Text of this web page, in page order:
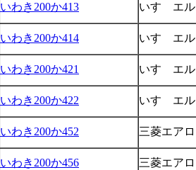
いわき200か413 いすゞエ
いわき200か414 いすゞエ
いわき200か421 いすゞエ
いわき200か422 いすゞエ
いわき200か452 三菱エア
いわき200か456 三菱エア